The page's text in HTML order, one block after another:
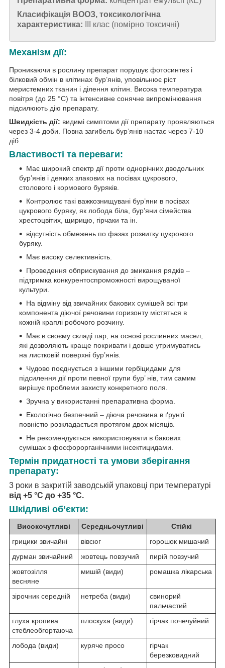
Класифікація ВООЗ, токсикологічна
характеристика:
ІІІ клас (помірно токсичні)
Механізм дії:
Проникаючи в рослину препарат порушує фотосинтез і
білковий обмін в клітинах бур’янів, уповільнює ріст
меристемних тканин і ділення клітин. Висока температура
повітря (до 25 °С) та інтенсивне сонячне випромінювання
підсилюють дію препарату.
Швидкість дії: видимі симптоми дії препарату проявляються
через 3-4 доби. Повна загибель бур’янів настає через 7-10
діб.
Властивості та переваги:
Має широкий спектр дії проти однорічних дводольних
бур’янів і деяких злакових на посівах цукрового,
столового і кормового буряків.
Контролює такі важкознищувані бур’яни в посівах
цукрового буряку, як лобода біла, бур’яни сімейства
хрестоцвітих, щирицю, гірчаки та ін.
відсутність обмежень по фазах розвитку цукрового
буряку.
Має високу селективність.
Проведення обприскування до змикання рядків –
підтримка конкурентоспроможності вирощуваної
культури.
На відміну від звичайних бакових сумішей всі три
компонента діючої речовини горизонту містяться в
кожній краплі робочого розчину.
Має в своєму складі пар, на основі рослинних масел,
які дозволяють краще покривати і довше утримуватись
на листковій поверхні бур’янів.
Чудово поєднується з іншими гербіцидами для
підсилення дії проти певної групи бур’ нів, тим самим
вирішує проблеми захисту конкретного поля.
Зручна у використанні препаративна форма.
Екологічно безпечний – діюча речовина в ґрунті
повністю розкладається протягом двох місяців.
Не рекомендується використовувати в бакових
сумішах з фосфорорганічними інсектицидами.
Термін придатності та умови зберігання
препарату:
3 роки в закритій заводській упаковці при температурі
від +5 °С до +35 °С.
Шкідливі об’єкти:
Високочутливі Середньочутливі
Стійкі
грицики звичайні
вівсюг
горошок мишачий
дурман звичайний
жовтець повзучий
пирій повзучий
жовтозілля
весняне
мишій (види) ромашка лікарська
зірочник середній нетреба (види)
свинорий
пальчастий
глуха кропива
стеблеобгортаюча
плоскуха (види) гірчак почечуйний
лобода (види) куряче просо
гірчак
березковидний